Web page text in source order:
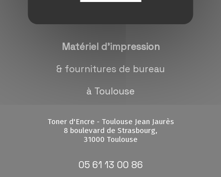
Matériel d'impression
& fournitures de bureau
à Toulouse
Toner d'Encre - Toulouse Jean Jaurès
8 boulevard de Strasbourg,
31000 Toulouse
05 61 13 00 86